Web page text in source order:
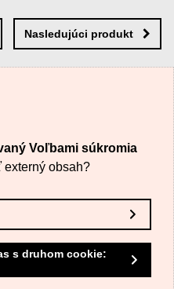
Nasledujúci produkt
Voľbami súkromia
externý obsah?
s druhom cookie: